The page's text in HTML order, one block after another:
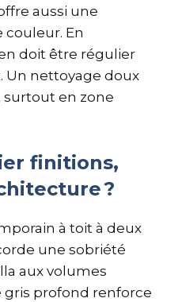
aussi une
En
doit être régulier
Un nettoyage doux
en zone
finitions,
?
à toit à deux
une sobriété
aux volumes
profond renforce